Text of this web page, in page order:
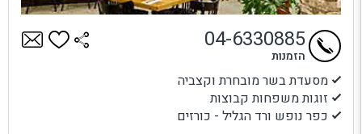
מסעדת בשר מובחרת וקצביה
זוגות משפחות קבוצות
כפר נופש ורד הגליל - כורזים
04-6330885
הזמנות